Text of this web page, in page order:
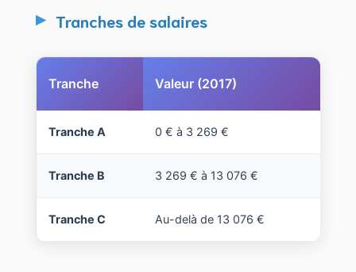
Tranches de salaires
Tranche Valeur (2017)
Tranche A 0 € à 3 269 €
Tranche B 3 269 € à 13 076 €
Tranche C Au-delà de 13 076 €